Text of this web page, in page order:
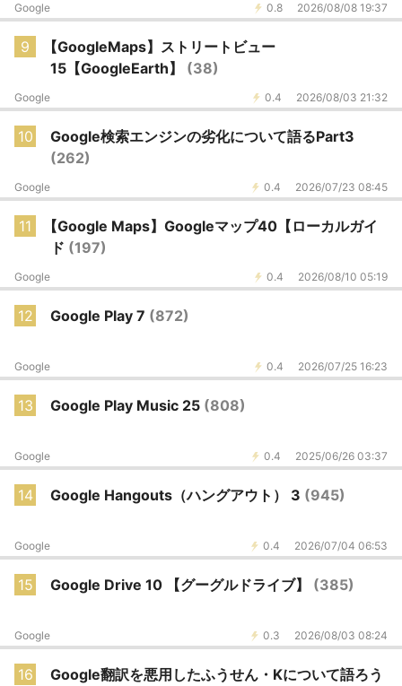
0.8 2026/08/08 19:37
Google
9
【GoogleMaps】ストリートビュー
15【GoogleEarth】 (38)
0.4 2026/08/03 21:32
Google
10
Google検索エンジンの劣化について語るPart3
(262)
0.4 2026/07/23 08:45
Google
11
【Google Maps】Googleマップ40【ローカルガイ
ド (197)
0.4 2026/08/10 05:19
Google
12 Google Play 7 (872)
0.4 2026/07/25 16:23
Google
13 Google Play Music 25 (808)
0.4 2025/06/26 03:37
Google
14 Google Hangouts（ハングアウト） 3 (945)
0.4 2026/07/04 06:53
Google
15 Google Drive 10 【グーグルドライブ】 (385)
0.3 2026/08/03 08:24
Google
16
Google翻訳を悪用したふうせん・Kについて語ろう